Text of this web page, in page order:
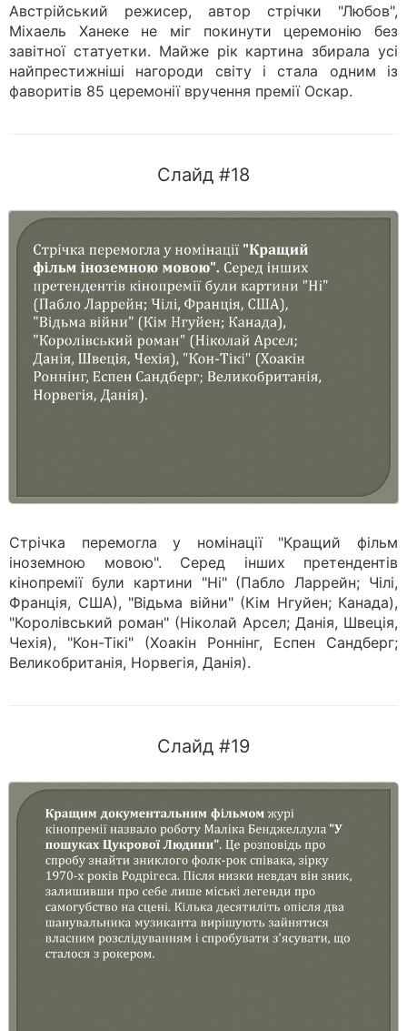
Австрійський режисер, автор стрічки "Любов",
Міхаель Ханеке не міг покинути церемонію без
завітної статуетки. Майже рік картина збирала усі
найпрестижніші нагороди світу і стала одним із
фаворитів 85 церемонії вручення премії Оскар.
Слайд #18
Стрічка перемогла у номінації "Кращий фільм
іноземною мовою". Серед інших претендентів
кінопремії були картини "Ні" (Пабло Ларрейн; Чілі,
Франція, США), "Відьма війни" (Кім Нгуйен; Канада),
"Королівський роман" (Ніколай Арсел; Данія, Швеція,
Чехія), "Кон-Тікі" (Хоакін Роннінг, Еспен Сандберг;
Великобританія, Норвегія, Данія).
Слайд #19